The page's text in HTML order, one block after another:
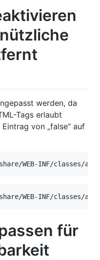
werden, da
Tags erlaubt
von „false“ auf
WEB-INF/classes/
WEB-INF/classes/
für